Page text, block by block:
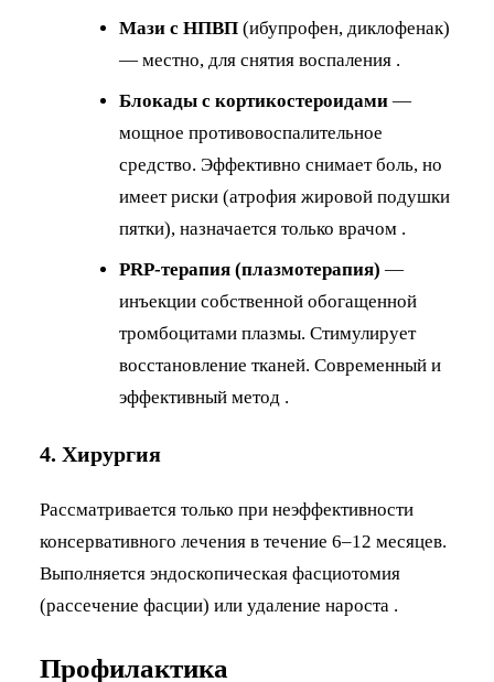
Мази с НПВП (ибупрофен, диклофенак)
— местно, для снятия воспаления .
Блокады с кортикостероидами —
мощное противовоспалительное
средство. Эффективно снимает боль, но
имеет риски (атрофия жировой подушки
пятки), назначается только врачом .
PRP-терапия (плазмотерапия) —
инъекции собственной обогащенной
тромбоцитами плазмы. Стимулирует
восстановление тканей. Современный и
эффективный метод .
4. Хирургия
Рассматривается только при неэффективности
консервативного лечения в течение 6–12 месяцев.
Выполняется эндоскопическая фасциотомия
(рассечение фасции) или удаление нароста .
Профилактика